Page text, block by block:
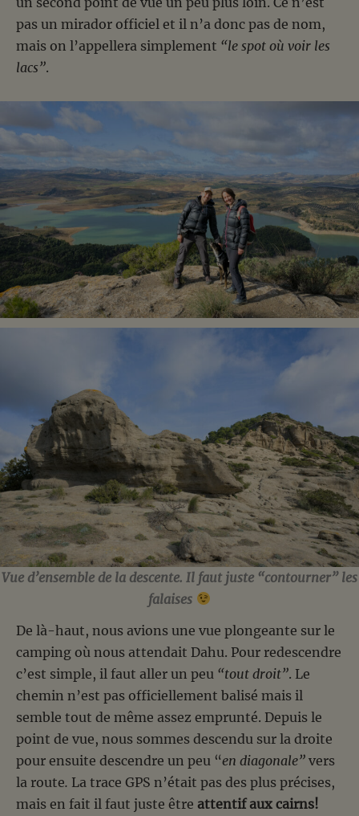
pas un mirador officiel et il n’a donc pas de nom,
mais on l’appellera simplement “le spot où voir les
lacs”.
Vue d’ensemble de la descente. Il faut juste “contourner” les
falaises
De là-haut, nous avions une vue plongeante sur le
camping où nous attendait Dahu. Pour redescendre
c’est simple, il faut aller un peu “tout droit”. Le
chemin n’est pas officiellement balisé mais il
semble tout de même assez emprunté. Depuis le
point de vue, nous sommes descendu sur la droite
pour ensuite descendre un peu “en diagonale” vers
la route. La trace GPS n’était pas des plus précises,
mais en fait il faut juste être attentif aux cairns!